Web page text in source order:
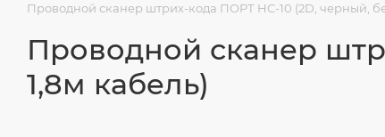
Проводной сканер штрих-кода ПОРТ HC-10 (2D, черный,
Проводной сканер
1,8м кабель)